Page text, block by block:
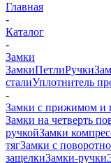
Главная
-
Каталог
-
Замки
ЗамкиПетлиРучки
сталиУплотнитель
-
Замки с прижимом и
Замки на четверть
ручкойЗамки
тягЗамки с
защелкиЗамки-ручки